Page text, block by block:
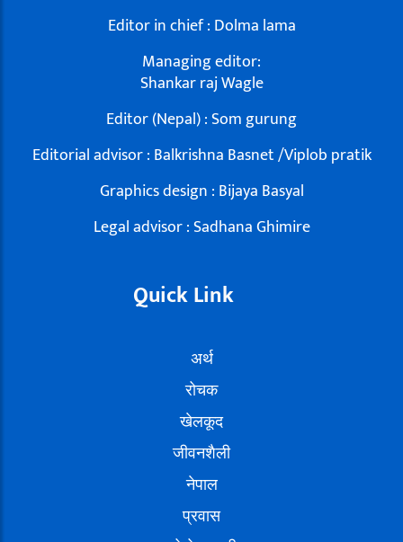
Editor in chief : Dolma lama
Managing editor:
Shankar raj Wagle
Editor (Nepal) : Som gurung
Editorial advisor : Balkrishna Basnet /Viplob pratik
Graphics design : Bijaya Basyal
Legal advisor : Sadhana Ghimire
Quick Link
अर्थ
रोचक
खेलकूद
जीवनशैली
नेपाल
प्रवास